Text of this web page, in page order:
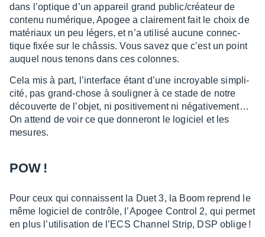
dans l’op­tique d’un appa­reil grand public/créa­teur de
contenu numé­rique, Apogee a clai­re­ment fait le choix de
maté­riaux un peu légers, et n’a utilisé aucune connec­
tique fixée sur le châs­sis. Vous savez que c’est un point
auquel nous tenons dans ces colonnes.
Cela mis à part, l’in­ter­face étant d’une incroyable simpli­
cité, pas grand-chose à souli­gner à ce stade de notre
décou­verte de l’objet, ni posi­ti­ve­ment ni néga­ti­ve­ment…
On attend de voir ce que donne­ront le logi­ciel et les
mesures.
POW !
Pour ceux qui connaissent la Duet 3, la Boom reprend le
même logi­ciel de contrôle, l’Apo­­gee Control 2, qui permet
en plus l’uti­­li­­sa­­tion de l’ECS Chan­­nel Strip, DSP oblige !